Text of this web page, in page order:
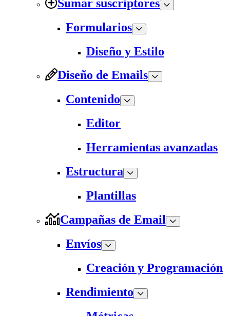
Sumar suscriptores
Formularios
Diseño y Estilo
Diseño de Emails
Contenido
Editor
Herramientas avanzadas
Estructura
Plantillas
Campañas de Email
Envíos
Creación y Programación
Rendimiento